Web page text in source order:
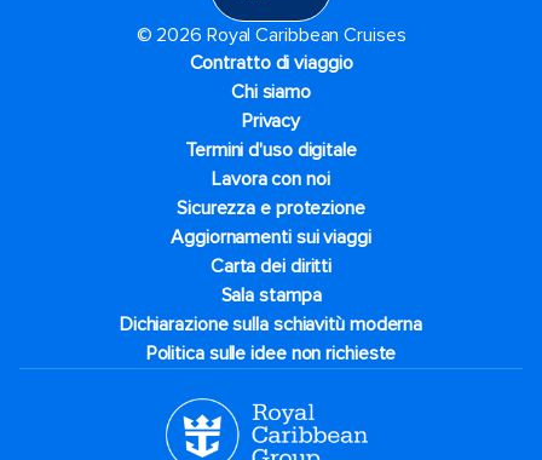
© 2026 Royal Caribbean Cruises
Contratto di viaggio
Chi siamo
Privacy
Termini d'uso digitale
Lavora con noi
Sicurezza e protezione
Aggiornamenti sui viaggi
Carta dei diritti
Sala stampa
Dichiarazione sulla schiavitù moderna
Politica sulle idee non richieste